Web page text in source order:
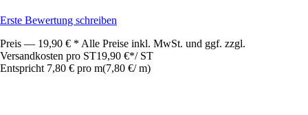
Erste Bewertung schreiben
Preis — 19,90 € * Alle Preise inkl. MwSt. und ggf. zzgl.
Versandkosten pro ST19,90 €*/ ST
Entspricht 7,80 € pro m(7,80 €/ m)